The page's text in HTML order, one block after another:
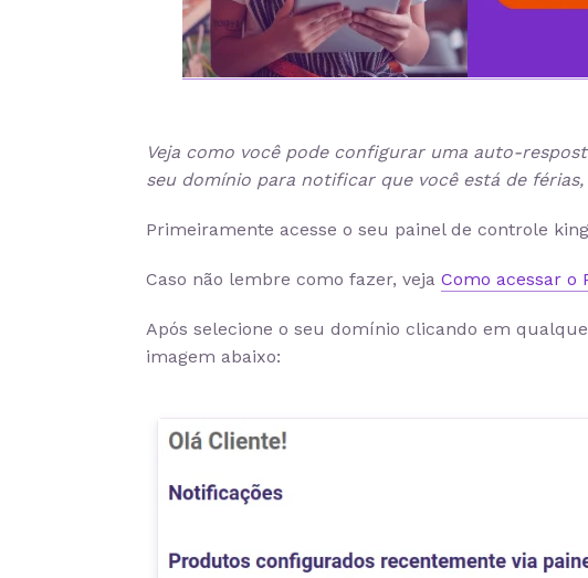
Veja como você pode configurar uma auto-
seu domínio para notificar que você está de
Primeiramente acesse o seu painel de controle
Caso não lembre como fazer, veja Como acessar o
Após selecione o seu domínio clicando em
imagem abaixo: